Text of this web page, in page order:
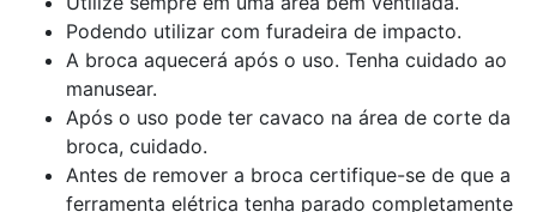
Podendo utilizar com furadeira de impacto.
A broca aquecerá após o uso. Tenha cuidado ao
manusear.
Após o uso pode ter cavaco na área de corte da
broca, cuidado.
Antes de remover a broca certifique-se de que a
ferramenta elétrica tenha parado completamente